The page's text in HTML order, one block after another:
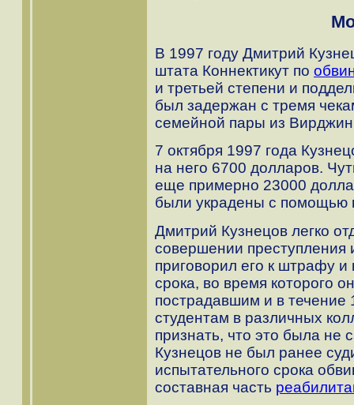
В 1997 году Дмитрий
штата Коннектикут по
и третьей степени и
был задержан с тремя
семейной пары из
7 октября 1997 года
на него 6700 долларов.
еще примерно 23000
были украдены с помощью
Дмитрий Кузнецов легко
совершении преступления
приговорил его к штрафу
срока, во время которого
пострадавшим и в течение
студентам в различных
признать, что это была не
Кузнецов не был ранее
испытательного срока
составная часть